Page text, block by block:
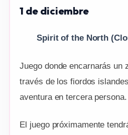
1 de diciembre
Spirit of the North
Juego donde encarnarás un
través de los fiordos
aventura en tercera persona.
El juego próximamente